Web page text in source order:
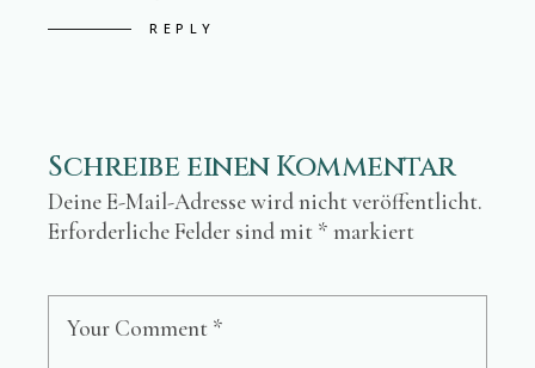
REPLY
Schreibe einen Kommentar
Deine E-Mail-Adresse wird nicht veröffentlicht.
Erforderliche Felder sind mit * markiert